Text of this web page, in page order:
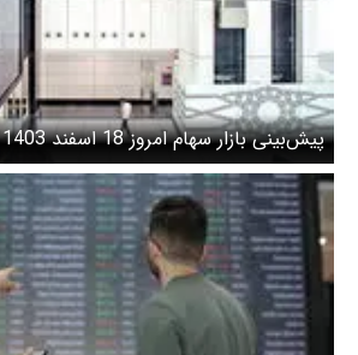
پیش‌بینی بازار سهام امروز 18 اسفند 1403